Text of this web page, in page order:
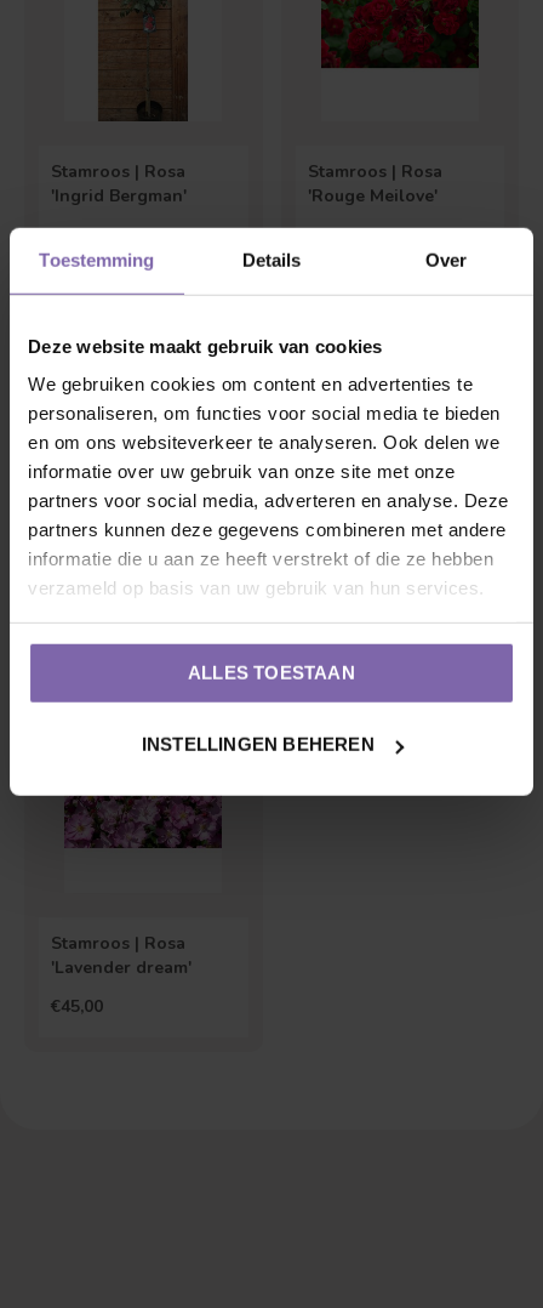
Toestemming Details Over
Deze website maakt gebruik van cookies
We gebruiken cookies om content en advertenties te
personaliseren, om functies voor social media te bieden
en om ons websiteverkeer te analyseren. Ook delen we
informatie over uw gebruik van onze site met onze
partners voor social media, adverteren en analyse. Deze
partners kunnen deze gegevens combineren met andere
informatie die u aan ze heeft verstrekt of die ze hebben
verzameld op basis van uw gebruik van hun services.
ALLES TOESTAAN
INSTELLINGEN BEHEREN
Stamroos | Rosa
'Ingrid Bergman'
€45,00
Stamroos | Rosa
'Rouge Meilove'
€45,00
Stamroos | Rosa
'Leonardo da Vinci'
€45,00
Stamroos | Rosa 'The
Fairy'
€45,00
Stamroos | Rosa
'Lavender dream'
€45,00
Bolvorm Verspreide vorm